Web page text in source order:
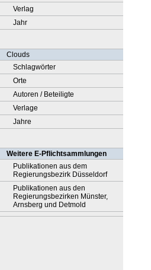
Verlag
Jahr
Clouds
Schlagwörter
Orte
Autoren / Beteiligte
Verlage
Jahre
Weitere E-Pflichtsammlungen
Publikationen aus dem
Regierungsbezirk Düsseldorf
Publikationen aus den
Regierungsbezirken Münster,
Arnsberg und Detmold